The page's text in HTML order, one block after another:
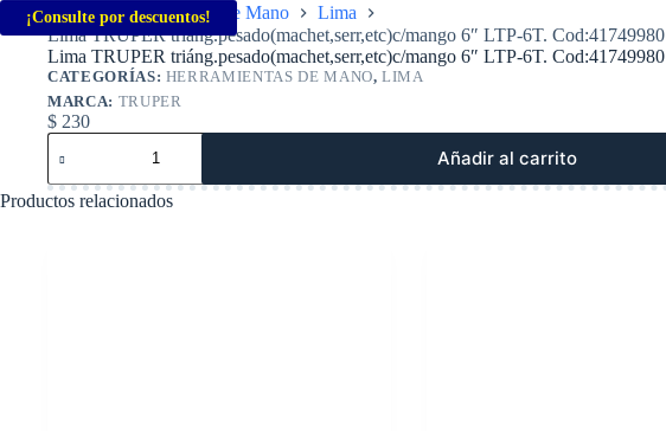
¡Consulte por descuentos!
Inicio Herramientas de Mano
Lima
Lima TRUPER triáng.pesado(machet,serr,etc)c/mango 6″ LTP-6T. Cod:41749980
Lima TRUPER triáng.pesado(machet,serr,etc)c/mango 6″ LTP-6T. Cod:41749980
CATEGORÍAS: HERRAMIENTAS DE MANO,LIMA
MARCA: TRUPER
$ 230
Lima
TRUPER
triáng.pesado(machet,serr,etc)c/mango
6″
Añadir al carrito
Productos relacionados